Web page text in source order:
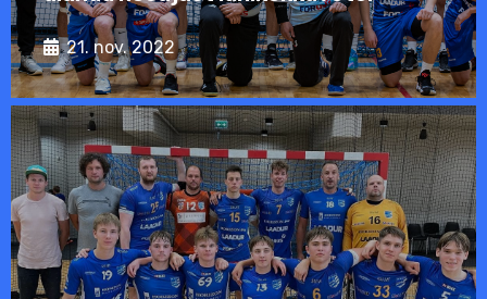
21. nov. 2022